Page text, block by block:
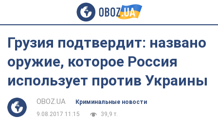
Грузия подтвердит: названо
оружие, которое Россия
использует против Украины
OBOZ.UA
Криминальные новости
9.08.2017 11:15
39,9 т.